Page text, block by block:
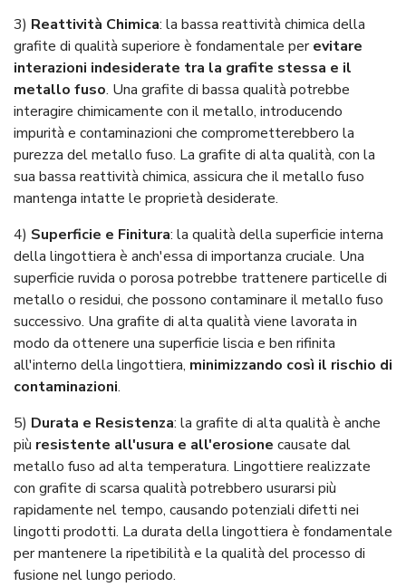
3) Reattività Chimica: la bassa reattività chimica della
grafite di qualità superiore è fondamentale perevitare
interazioni indesiderate tra la grafite stessa e il
metallo fuso. Una grafite di bassa qualità potrebbe
interagire chimicamente con il metallo, introducendo
impurità e contaminazioni che comprometterebbero la
purezza del metallo fuso. La grafite di alta qualità, con la
sua bassa reattività chimica, assicura che il metallo fuso
mantenga intatte le proprietà desiderate.
4) Superficie e Finitura: la qualità della superficie interna
della lingottiera è anch'essa di importanza cruciale. Una
superficie ruvida o porosa potrebbe trattenere particelle di
metallo o residui, che possono contaminare il metallo fuso
successivo. Una grafite di alta qualità viene lavorata in
modo da ottenere una superficie liscia e ben rifinita
all'interno della lingottiera, minimizzando così il rischio di
contaminazioni.
5) Durata e Resistenza: la grafite di alta qualità è anche
più resistente all'usura e all'erosione causate dal
metallo fuso ad alta temperatura. Lingottiere realizzate
con grafite di scarsa qualità potrebbero usurarsi più
rapidamente nel tempo, causando potenziali difetti nei
lingotti prodotti. La durata della lingottiera è fondamentale
per mantenere la ripetibilità e la qualità del processo di
fusione nel lungo periodo.